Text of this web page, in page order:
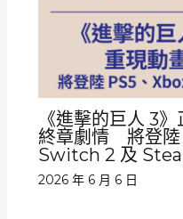
《進擊的巨人 3
終章劇情 將登陸
Switch 2 及
2026 年 6 月 6 日